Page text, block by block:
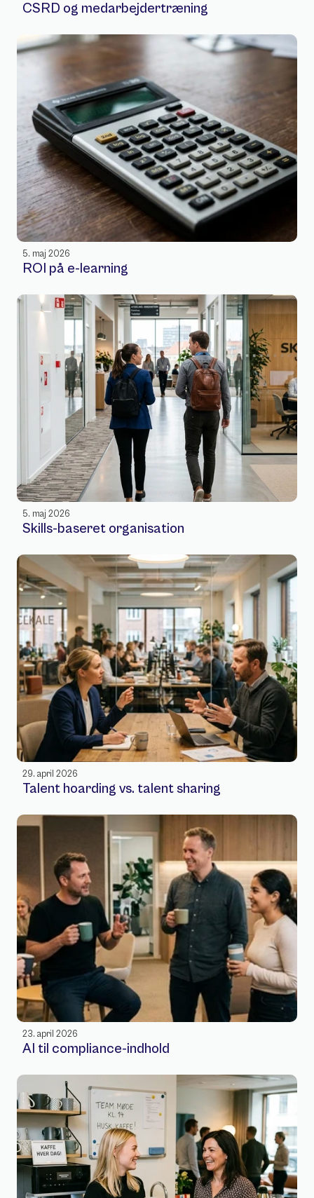
CSRD og medarbejdertræning
5. maj 2026
ROI på e-learning
5. maj 2026
Skills-baseret organisation
29. april 2026
Talent hoarding vs. talent sharing
23. april 2026
AI til compliance-indhold